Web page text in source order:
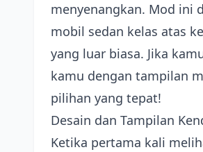
menyenangkan. Mod ini
mobil sedan kelas atas
yang luar biasa. Jika
kamu dengan tampilan
pilihan yang tepat!
Desain dan Tampilan
Ketika pertama kali